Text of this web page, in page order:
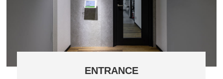
ENTRANCE